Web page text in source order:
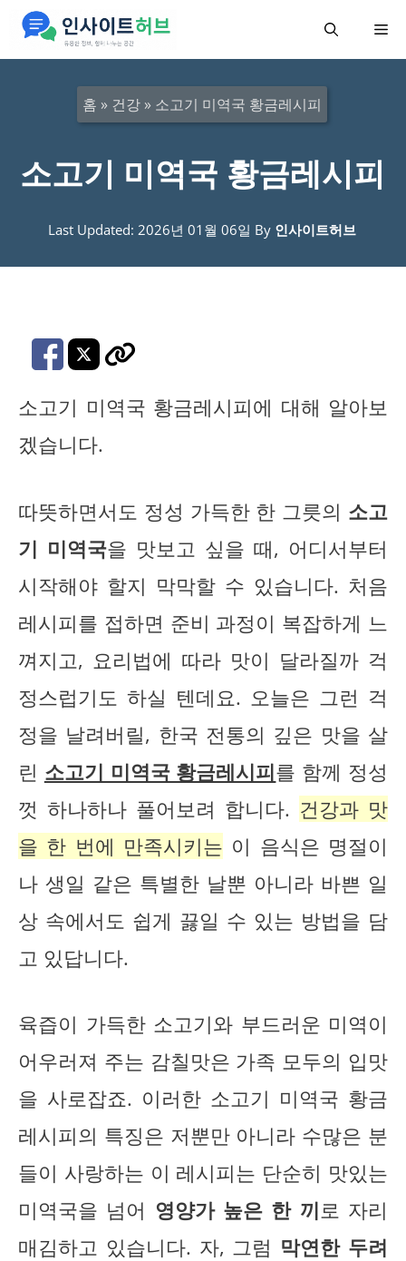
메
홈 » 건강 » 소고기 미역국 황금레시피
소고기 미역국 황금레시피
Last Updated: 2026년 01월 06일 By 인사이트허브
소고기 미역국 황금레시피에 대해 알아보
겠습니다.
따뜻하면서도 정성 가득한 한 그릇의 소고
기 미역국을 맛보고 싶을 때, 어디서부터
시작해야 할지 막막할 수 있습니다. 처음
레시피를 접하면 준비 과정이 복잡하게 느
껴지고, 요리법에 따라 맛이 달라질까 걱
정스럽기도 하실 텐데요. 오늘은 그런 걱
정을 날려버릴, 한국 전통의 깊은 맛을 살
린 소고기 미역국 황금레시피를 함께 정성
껏 하나하나 풀어보려 합니다. 건강과 맛
을 한 번에 만족시키는 이 음식은 명절이
나 생일 같은 특별한 날뿐 아니라 바쁜 일
상 속에서도 쉽게 끓일 수 있는 방법을 담
고 있답니다.
육즙이 가득한 소고기와 부드러운 미역이
어우러져 주는 감칠맛은 가족 모두의 입맛
을 사로잡죠. 이러한 소고기 미역국 황금
레시피의 특징은 저뿐만 아니라 수많은 분
들이 사랑하는 이 레시피는 단순히 맛있는
미역국을 넘어 영양가 높은 한 끼로 자리
매김하고 있습니다. 자, 그럼 막연한 두려